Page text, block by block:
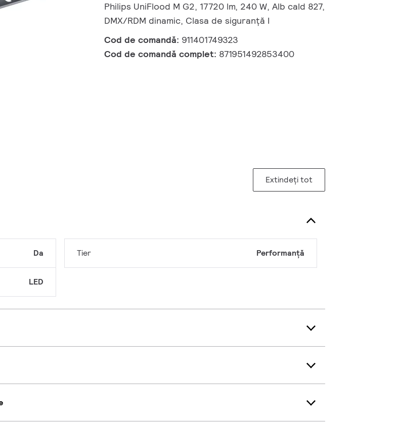
Philips UniFlood M G2, 17720 lm, 240 W, Alb cald 827,
DMX/RDM dinamic, Clasa de siguranță I
Cod de comandă: 911401749323
Cod de comandă complet: 871951492853400
Extindeți tot
Da
LED
Tier Performanță